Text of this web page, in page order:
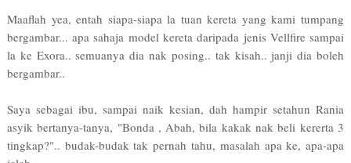
Maaflah yea, entah siapa-siapa la tuan kereta yang kami tumpang
bergambar... apa sahaja model kereta daripada jenis Vellfire sampai
la ke Exora.. semuanya dia nak posing.. tak kisah.. janji dia boleh
bergambar..
Saya sebagai ibu, sampai naik kesian, dah hampir setahun Rania
asyik bertanya-tanya, "Bonda , Abah, bila kakak nak beli kererta 3
tingkap?".. budak-budak tak pernah tahu, masalah apa ke, apa-apa